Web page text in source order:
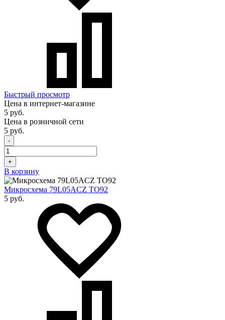
Быстрый просмотр
Цена в интернет-магазине
5 руб.
Цена в розничной сети
5 руб.
-
+
В корзину
Микросхема 79L05ACZ TO92
5 руб.